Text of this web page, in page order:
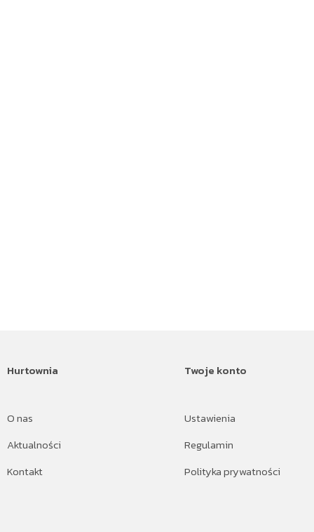
Hurtownia
O nas
Aktualności
Kontakt
Twoje konto
Ustawienia
Regulamin
Polityka prywatności